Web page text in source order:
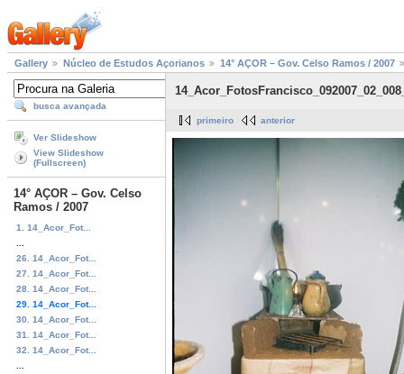
Gallery Núcleo de Estudos Açorianos 14° AÇOR – Gov. Celso Ramos / 2007
busca avançada
Ver Slideshow
View Slideshow
(Fullscreen)
14° AÇOR – Gov. Celso
Ramos / 2007
1. 14_Acor_Fot...
26. 14_Acor_Fot...
27. 14_Acor_Fot...
28. 14_Acor_Fot...
29. 14_Acor_Fot...
30. 14_Acor_Fot...
31. 14_Acor_Fot...
32. 14_Acor_Fot...
primeiro anterior